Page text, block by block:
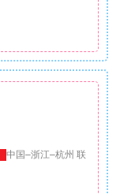
中国–浙江–杭州 联